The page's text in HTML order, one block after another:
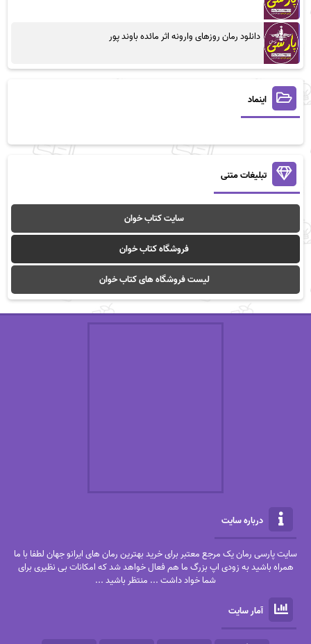
دانلود رمان روزهای وارونه اثر مائده باوند پور
اینماد
تبلیغات متنی
سایت کتاب خوان
فروشگاه کتاب خوان
لیست فروشگاه های کتاب خوان
درباره سایت
سایت پارسی رمان یک مرجع معتبر برای خرید بهترین رمان های ایرانو جهان لطفا با ما
همراه باشید به زودی اپ بزرگ ما هم فعال خواهد شد که امکانات بی نظیری برای
شما خواد داشت ... منتظر باشید ...
آمار سایت